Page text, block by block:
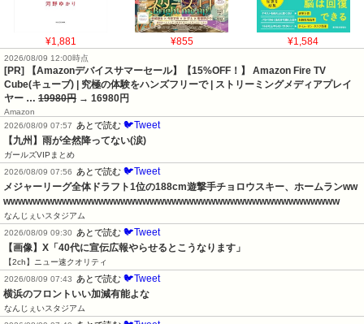
¥1,881 ¥855 ¥1,584
2026/08/09 12:00時点
[PR] 【Amazonデバイスサマーセール】【15%OFF！】 Amazon Fire TV
Cube(キューブ) | 究極の体験をハンズフリーで | ストリーミングメディアプレイ
ヤー … 19980円 → 16980円
Amazon
2026/08/09 07:57
あとで読む 🐦Tweet
【九州】雨が全然降ってない(涙)
ガールズVIPまとめ
2026/08/09 07:56
あとで読む 🐦Tweet
メジャーリーグ全体ドラフト1位の188cm遊撃手チョロウスキー、ホームランww
wwwwwwwwwwwwwwwwwwwwwwwwwwwwwwwwwwwwwwwwwwwwww
なんじぇいスタジアム
2026/08/09 09:30
あとで読む 🐦Tweet
【画像】X「40代に宣伝広報やらせるとこうなります」
【2ch】ニュー速クオリティ
2026/08/09 07:43
あとで読む 🐦Tweet
横浜のフロントいい加減有能よな
なんじぇいスタジアム